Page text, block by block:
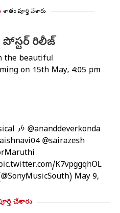
శాతం పూర్తి చేశారు
రిలీజ్
the beautiful
on 15th May, 4:05 pm
🎶 @ananddeverkonda
@sairazesh
K7vpggqhOL
May 9,
చేశారు